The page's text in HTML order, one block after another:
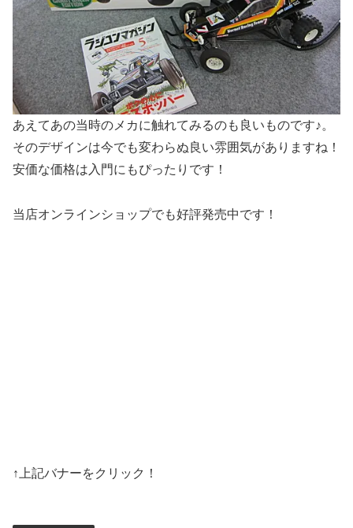
あえてあの当時のメカに触れてみるのも良いものです♪。
そのデザインは今でも変わらぬ良い雰囲気がありますね！
安価な価格は入門にもぴったりです！
当店オンラインショップでも好評発売中です！
↑上記バナーをクリック！